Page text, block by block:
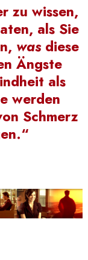
zu wissen,
als Sie
wasdiese
Ängste
als
werden
Schmerz